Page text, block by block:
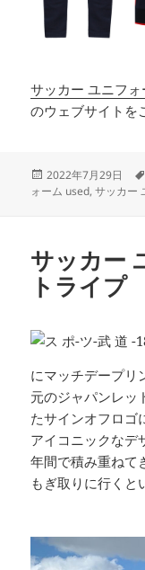
サッカー ユニフ
のウェブサイトを
投
稿
2022年7月29日
ォーム used,サッカー
サッカー
トライプ
にマッチデープリ
元のジャパンレッ
たサインオフロゴ
アイコニックなデ
年間で積み重ねて
もぎ取りに行くと